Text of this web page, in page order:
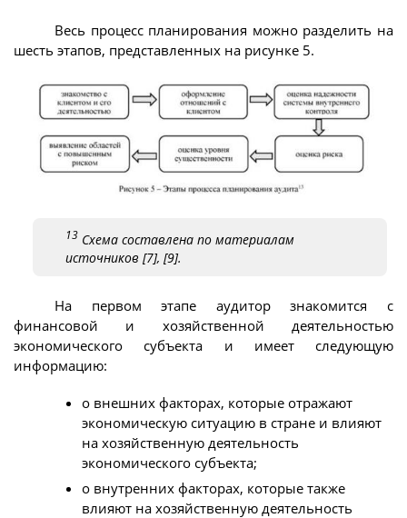
Весь процесс планирования можно разделить на
шесть этапов, представленных на рисунке 5.
13 Схема составлена по материалам
источников [7], [9].
На первом этапе аудитор знакомится с
финансовой и хозяйственной деятельностью
экономического субъекта и имеет следующую
информацию:
о внешних факторах, которые отражают
экономическую ситуацию в стране и влияют
на хозяйственную деятельность
экономического субъекта;
о внутренних факторах, которые также
влияют на хозяйственную деятельность